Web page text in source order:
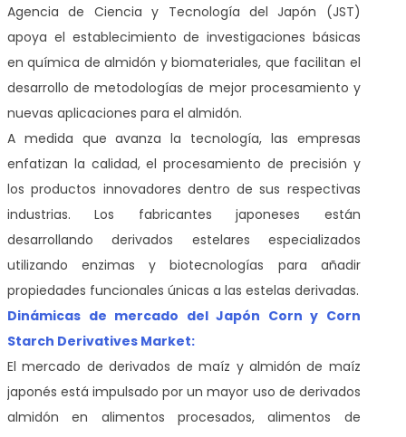
Agencia de Ciencia y Tecnología del Japón (JST)
apoya el establecimiento de investigaciones básicas
en química de almidón y biomateriales, que facilitan el
desarrollo de metodologías de mejor procesamiento y
nuevas aplicaciones para el almidón.
A medida que avanza la tecnología, las empresas
enfatizan la calidad, el procesamiento de precisión y
los productos innovadores dentro de sus respectivas
industrias. Los fabricantes japoneses están
desarrollando derivados estelares especializados
utilizando enzimas y biotecnologías para añadir
propiedades funcionales únicas a las estelas derivadas.
Dinámicas de mercado del Japón Corn y Corn
Starch Derivatives Market:
El mercado de derivados de maíz y almidón de maíz
japonés está impulsado por un mayor uso de derivados
almidón en alimentos procesados, alimentos de